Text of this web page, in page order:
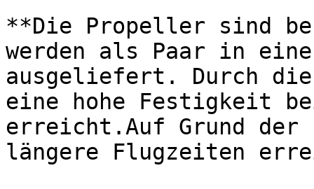
**Die Propeller sind
werden als Paar in
ausgeliefert. Durch die
eine hohe Festigkeit
erreicht.Auf Grund
längere Flugzeiten